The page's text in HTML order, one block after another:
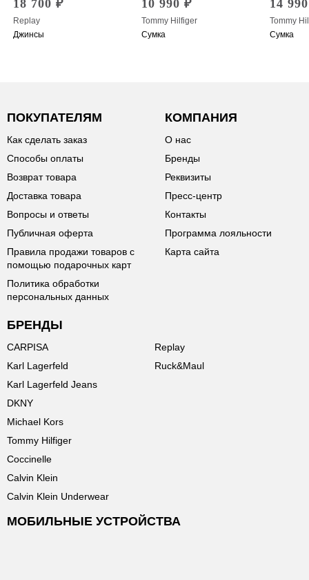
18 700 ₽
Replay
Джинсы
10 990 ₽
Tommy Hilfiger
Сумка
14
Tommy
Сумка
ПОКУПАТЕЛЯМ
Как сделать заказ
Способы оплаты
Возврат товара
Доставка товара
Вопросы и ответы
Публичная оферта
Правила продажи товаров с
помощью подарочных карт
Политика обработки
персональных данных
КОМПАНИЯ
О нас
Бренды
Реквизиты
Пресс-центр
Контакты
Программа лояльности
Карта сайта
БРЕНДЫ
CARPISA
Karl Lagerfeld
Karl Lagerfeld Jeans
DKNY
Michael Kors
Tommy Hilfiger
Coccinelle
Calvin Klein
Calvin Klein Underwear
Replay
Ruck&Maul
МОБИЛЬНЫЕ УСТРОЙСТВА